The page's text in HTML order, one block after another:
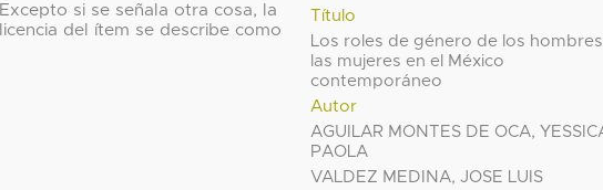
Título
Los roles de género de los
las mujeres en el México
contemporáneo
Autor
AGUILAR MONTES DE OCA,
PAOLA
VALDEZ MEDINA, JOSE LUIS
Excepto si se señala otra cosa, la
licencia del ítem se describe como